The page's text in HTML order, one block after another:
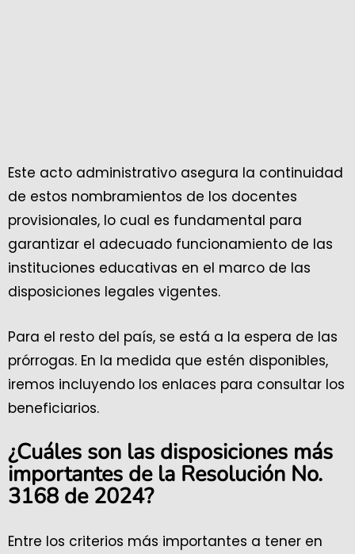
Este acto administrativo asegura la continuidad
de estos nombramientos de los docentes
provisionales, lo cual es fundamental para
garantizar el adecuado funcionamiento de las
instituciones educativas en el marco de las
disposiciones legales vigentes.
Para el resto del país, se está a la espera de las
prórrogas. En la medida que estén disponibles,
iremos incluyendo los enlaces para consultar los
beneficiarios.
¿Cuáles son las disposiciones más
importantes de la Resolución No.
3168 de 2024?
Entre los criterios más importantes a tener en